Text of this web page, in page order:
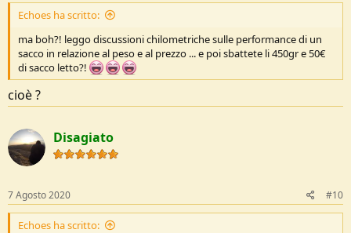
Echoes ha scritto:
ma boh?! leggo discussioni chilometriche sulle performance di un
sacco in relazione al peso e al prezzo ... e poi sbattete li 450gr e 50€
di sacco letto?!
cioè ?
Disagiato
7 Agosto 2020 #10
Echoes ha scritto: